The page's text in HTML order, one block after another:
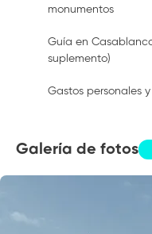
monumentos
Guía en
suplemento)
Gastos personales
Galería de fotos